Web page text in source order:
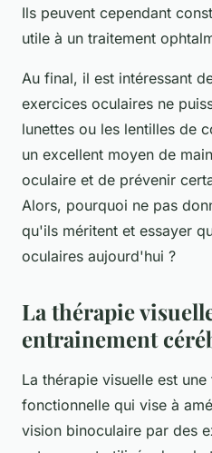
Ils peuvent cependant
utile à un traitement
Au final, il est intéressant
exercices oculaires ne
lunettes ou les lentilles de
un excellent moyen de
oculaire et de prévenir
Alors, pourquoi ne pas
qu'ils méritent et essayer
oculaires aujourd'hui ?
La thérapie
entrainement
La thérapie visuelle est
fonctionnelle qui vise à
vision binoculaire par des